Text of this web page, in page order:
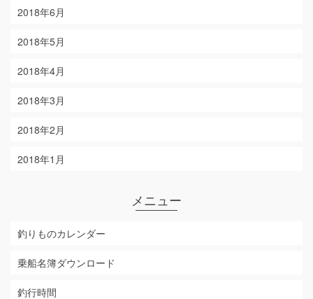
2018年6月
2018年5月
2018年4月
2018年3月
2018年2月
2018年1月
メニュー
釣りものカレンダー
乗船名簿ダウンロード
釣行時間